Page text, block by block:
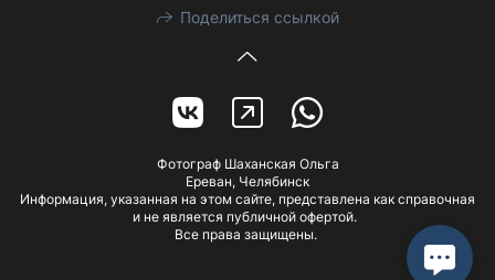
Поделиться ссылкой
Фотограф Шаханская Ольга
Ереван, Челябинск
Информация, указанная на этом сайте, представлена как справочная
и не является публичной офертой.
Все права защищены.